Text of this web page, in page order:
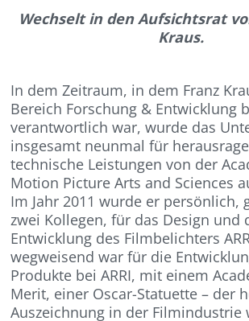
Wechselt in den Aufsichtsrat
Kraus.
In dem Zeitraum, in dem Franz
Bereich Forschung & Entwicklung
verantwortlich war, wurde das
insgesamt neunmal für
technische Leistungen von der
Motion Picture Arts and Sciences
Im Jahr 2011 wurde er persönlich,
zwei Kollegen, für das Design und
Entwicklung des Filmbelichters
wegweisend war für die
Produkte bei ARRI, mit einem
Merit, einer Oscar-Statuette – der
Auszeichnung in der Filmindustrie